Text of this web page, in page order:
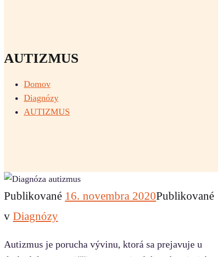
AUTIZMUS
Domov
Diagnózy
AUTIZMUS
Publikované 16. novembra 2020Publikované
v Diagnózy
Autizmus je porucha vývinu, ktorá sa prejavuje u